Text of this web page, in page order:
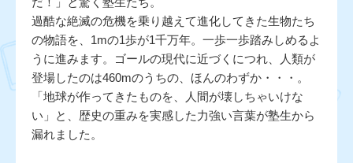
過酷な絶滅の危機を乗り越えて進化してきた生物たち
の物語を、1mの1歩が1千万年。一歩一歩踏みしめるよ
うに進みます。ゴールの現代に近づくにつれ、人類が
登場したのは460mのうちの、ほんのわずか・・・。
「地球が作ってきたものを、人間が壊しちゃいけな
い」と、歴史の重みを実感した力強い言葉が塾生から
漏れました。